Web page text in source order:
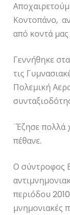
Κοντοπάνο,
από κοντά
Γεννήθηκε
τις
Πολεμική
¨Έζησε πολλά
πέθανε.
Ο σύντροφος
περιόδου
μνημονιακές